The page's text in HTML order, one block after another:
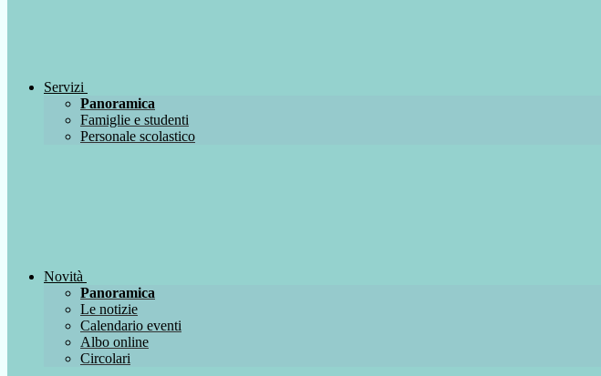
Servizi
Panoramica
Famiglie e studenti
Personale scolastico
Novità
Panoramica
Le notizie
Calendario eventi
Albo online
Circolari